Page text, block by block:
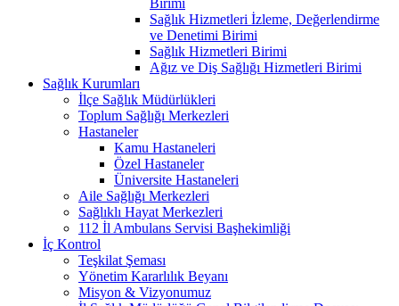
Sağlık Hizmetleri İzleme, Değerlendirme
ve Denetimi Birimi
Sağlık Hizmetleri Birimi
Ağız ve Diş Sağlığı Hizmetleri Birimi
Sağlık Kurumları
İlçe Sağlık Müdürlükleri
Toplum Sağlığı Merkezleri
Hastaneler
Kamu Hastaneleri
Özel Hastaneler
Üniversite Hastaneleri
Aile Sağlığı Merkezleri
Sağlıklı Hayat Merkezleri
112 İl Ambulans Servisi Başhekimliği
İç Kontrol
Teşkilat Şeması
Yönetim Kararlılık Beyanı
Misyon & Vizyonumuz